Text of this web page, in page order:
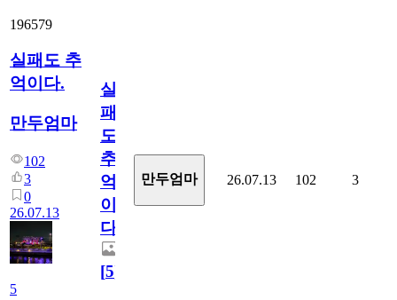
196579
실패도 추
억이다.
만두엄마
102
3
0
26.07.13
5
실
패
도
추
억
이
다.
[5]
만두엄마 26.07.13 102 3